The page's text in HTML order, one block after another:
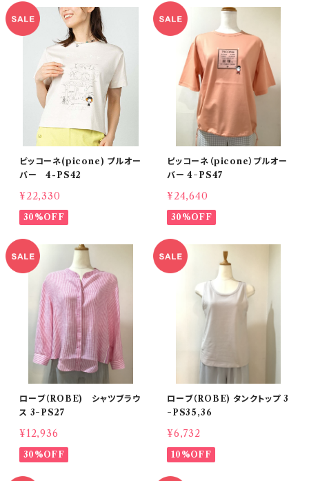
ピッコーネ(picone) プルオー
バー 4-PS42
¥22,330
30%OFF
ピッコーネ（picone）プルオー
バー 4−PS47
¥24,640
30%OFF
ローブ（ROBE) シャツブラウ
ス 3−PS27
¥12,936
30%OFF
ローブ（ROBE) タンクトップ 3
−PS35,36
¥6,732
10%OFF